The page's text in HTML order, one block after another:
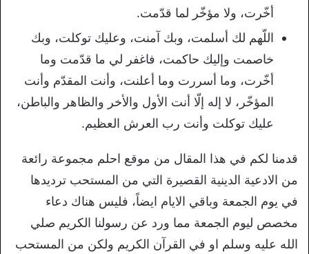
أخّرت، ولا مؤخّر لما قدّمت.
اللّهم لك أسلمت، وبك آمنت، وعليك توكلت، وبك
خاصمت وإليك حاكمت، فاغفر لي ما قدّمت وما
أخّرت، وما أسررت وما أعلنت، وأنت المقدّم وأنت
المؤخّر، لا إله إلّا أنت الأول والأخر والظاهر والباطن،
عليك توكلت وأنت رب العرش العظيم.
قدمنا لكم في هذا المقال من موقع احلم مجموعة رائعة
من الادعية الدينية القصيرة التي من المستحب ترديدها
في يوم الجمعة وباقي الايام ايضاً، فليس هناك دعاء
مخصص ليوم الجمعة مما ورد عن رسولنا الكريم صلي
الله عليه وسلم او في القرآن الكريم ولكن من المستحب